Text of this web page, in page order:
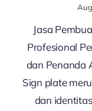
Jasa
Profesional
dan Penanda
Sign plate
dan